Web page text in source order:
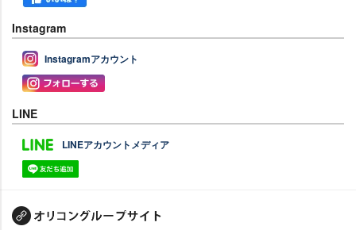
Instagram
Instagramアカウント
LINE
LINEアカウントメディア